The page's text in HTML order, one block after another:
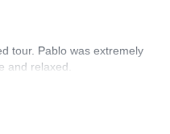
for that matter.
tour. Pablo was extremely
and relaxed.